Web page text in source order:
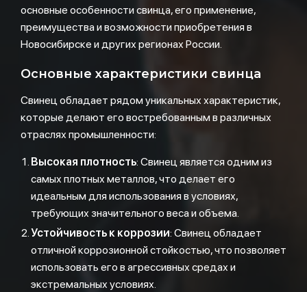
основные особенности свинца, его применение,
преимущества и возможности приобретения в
Новосибирске и других регионах России.
Основные характеристики свинца
Свинец обладает рядом уникальных характеристик,
которые делают его востребованным в различных
отраслях промышленности:
Высокая плотность: Свинец является одним из
самых плотных металлов, что делает его
идеальным для использования в условиях,
требующих значительного веса и объема.
Устойчивость к коррозии: Свинец обладает
отличной коррозионной стойкостью, что позволяет
использовать его в агрессивных средах и
экстремальных условиях.